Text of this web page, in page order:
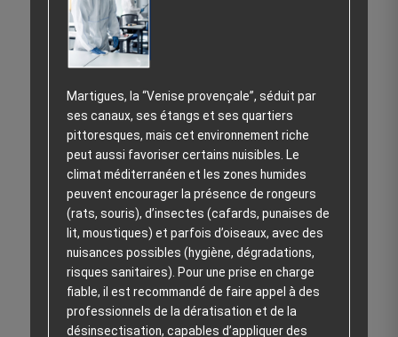
Martigues, la “Venise provençale”, séduit par
ses canaux, ses étangs et ses quartiers
pittoresques, mais cet environnement riche
peut aussi favoriser certains nuisibles. Le
climat méditerranéen et les zones humides
peuvent encourager la présence de rongeurs
(rats, souris), d’insectes (cafards, punaises de
lit, moustiques) et parfois d’oiseaux, avec des
nuisances possibles (hygiène, dégradations,
risques sanitaires). Pour une prise en charge
fiable, il est recommandé de faire appel à des
professionnels de la dératisation et de la
désinsectisation, capables d’appliquer des